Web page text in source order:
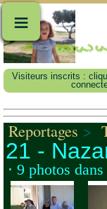
Visiteurs inscrits :
≡
Reportages >
21 -
⋅ 9 photos